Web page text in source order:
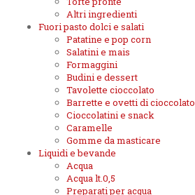
Altri ingredienti
Fuori pasto dolci e salati
Patatine e pop corn
Salatini e mais
Formaggini
Budini e dessert
Tavolette cioccolato
Barrette e ovetti di cioccolato
Cioccolatini e snack
Caramelle
Gomme da masticare
Liquidi e bevande
Acqua
Acqua lt.0,5
Preparati per acqua